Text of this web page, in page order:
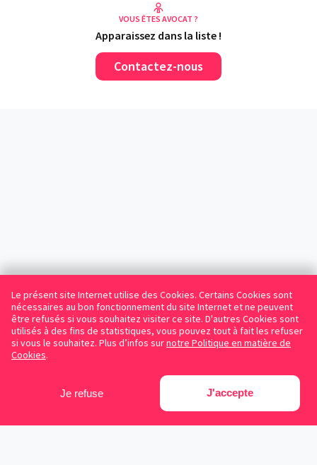
Le présent site Internet utilise des Cookies. Certains Cookies sont
nécessaires au bon fonctionnement du site Internet et ne peuvent
être refusés si vous souhaitez visiter ce site. D'autres Cookies sont
utilisés à des fins de statistiques, vous pouvez tout à fait les refuser
si vous le souhaitez. Plus d’infos surnotre Politique en matière de
Cookies.
Je refuse J'accepte
VOUS ÊTES AVOCAT ?
Apparaissez dans la liste !
Contactez-nous